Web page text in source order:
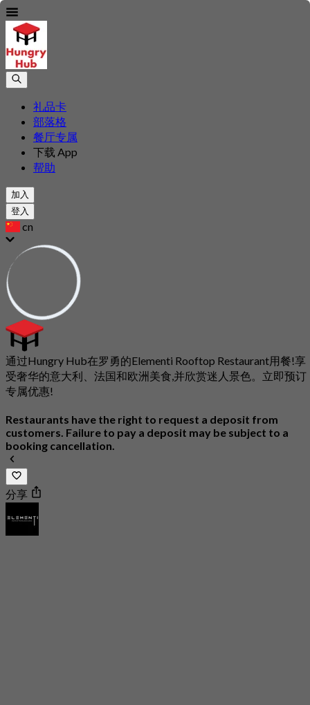
礼品卡
部落格
餐厅专属
下载 App
帮助
加入
登入
cn
通过Hungry Hub在罗勇的Elementi Rooftop Restaurant用餐!享
受奢华的意大利、法国和欧洲美食,并欣赏迷人景色。立即预订
专属优惠!
Restaurants have the right to request a deposit from
customers. Failure to pay a deposit may be subject to a
booking cancellation.
分享